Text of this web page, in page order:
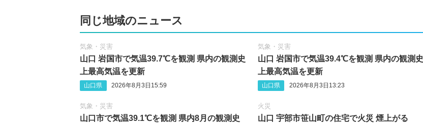
同じ地域のニュース
気象・災害
山口 岩国市で気温39.7℃を観測 県内の観測史
上最高気温を更新
山口県 2026年8月3日15:59
気象・災害
山口 岩国市で気温39.4℃を観測 県内の観測史
上最高気温を更新
山口県 2026年8月3日13:23
気象・災害
山口市で気温39.1℃を観測 県内8月の観測史
火災
山口 宇部市笹山町の住宅で火災 煙上がる